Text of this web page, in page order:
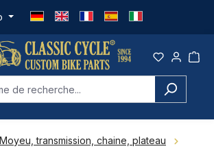
Moyeu, transmission, chaine, plateau